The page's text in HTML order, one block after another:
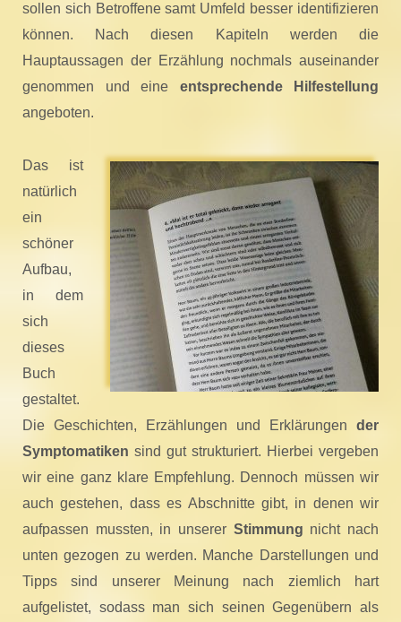
sollen sich Betroffene samt Umfeld besser identifizieren
können. Nach diesen Kapiteln werden die
Hauptaussagen der Erzählung nochmals auseinander
genommen und eine entsprechende Hilfestellung
angeboten.
Das ist
natürlich
ein
schöner
Aufbau,
in dem
sich
dieses
Buch
gestaltet.
Die Geschichten, Erzählungen und Erklärungen der
Symptomatiken sind gut strukturiert. Hierbei vergeben
wir eine ganz klare Empfehlung. Dennoch müssen wir
auch gestehen, dass es Abschnitte gibt, in denen wir
aufpassen mussten, in unserer Stimmung nicht nach
unten gezogen zu werden. Manche Darstellungen und
Tipps sind unserer Meinung nach ziemlich hart
aufgelistet, sodass man sich seinen Gegenübern als